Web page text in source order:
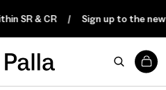
SR & CR Sign up to the
0